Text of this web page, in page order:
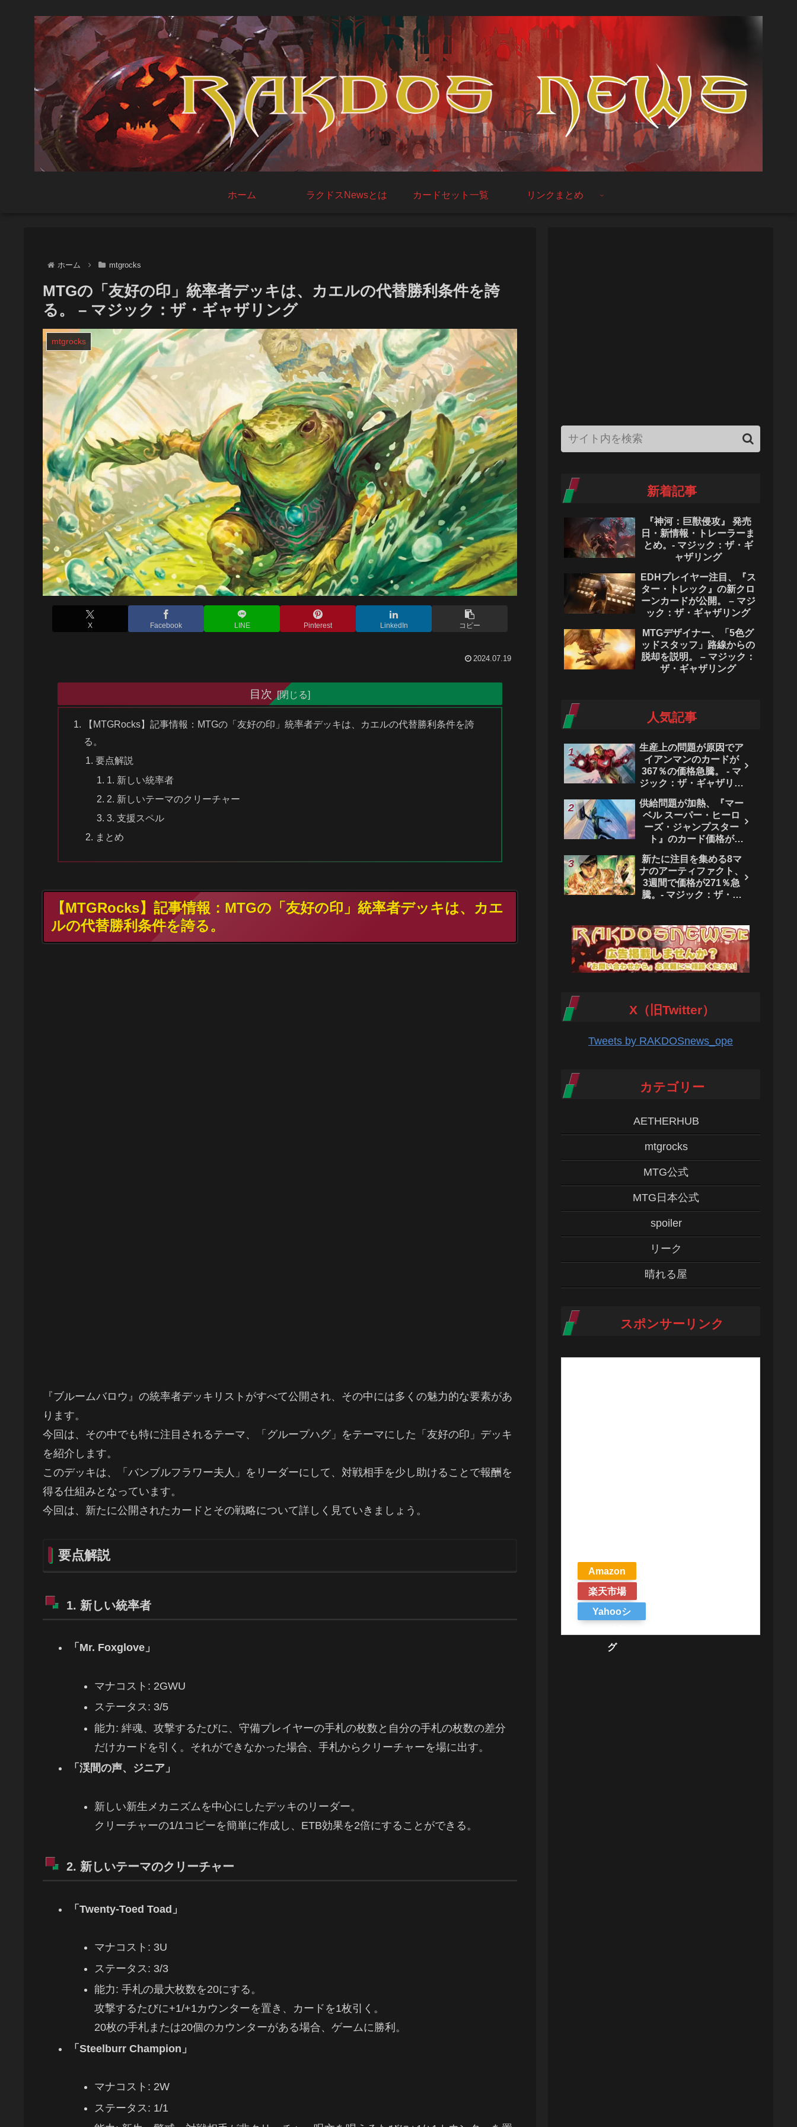
ホーム ラクドスNewsとは カードセット一覧 リンクまとめ
ホーム mtgrocks
MTGの「友好の印」統率者デッキは、カエルの代替勝利条件を誇
る。 – マジック：ザ・ギャザリング
mtgrocks
X Facebook LINE Pinterest LinkedIn コピー
2024.07.19
目次
【MTGRocks】記事情報：MTGの「友好の印」統率者デッキは、カエルの代替勝利条件を誇
る。
要点解説
1. 新しい統率者
2. 新しいテーマのクリーチャー
3. 支援スペル
まとめ
【MTGRocks】記事情報：MTGの「友好の印」統率者デッキは、カエ
ルの代替勝利条件を誇る。
『ブルームバロウ』の統率者デッキリストがすべて公開され、その中には多くの魅力的な要素があ
ります。
今回は、その中でも特に注目されるテーマ、「グループハグ」をテーマにした「友好の印」デッキ
を紹介します。
このデッキは、「バンブルフラワー夫人」をリーダーにして、対戦相手を少し助けることで報酬を
得る仕組みとなっています。
今回は、新たに公開されたカードとその戦略について詳しく見ていきましょう。
要点解説
1. 新しい統率者
「Mr. Foxglove」
マナコスト: 2GWU
ステータス: 3/5
能力: 絆魂、攻撃するたびに、守備プレイヤーの手札の枚数と自分の手札の枚数の差分
だけカードを引く。それができなかった場合、手札からクリーチャーを場に出す。
「渓間の声、ジニア」
新しい新生メカニズムを中心にしたデッキのリーダー。
クリーチャーの1/1コピーを簡単に作成し、ETB効果を2倍にすることができる。
2. 新しいテーマのクリーチャー
「Twenty-Toed Toad」
マナコスト: 3U
ステータス: 3/3
能力: 手札の最大枚数を20にする。
攻撃するたびに+1/+1カウンターを置き、カードを1枚引く。
20枚の手札または20個のカウンターがある場合、ゲームに勝利。
「Steelburr Champion」
マナコスト: 2W
ステータス: 1/1
新着記事
『神河：巨獣侵攻』 発売
日・新情報・トレーラーま
とめ。- マジック：ザ・ギ
ャザリング
EDHプレイヤー注目、『ス
ター・トレック』の新クロ
ーンカードが公開。 – マジ
ック：ザ・ギャザリング
MTGデザイナー、「5色グ
ッドスタッフ」路線からの
脱却を説明。 – マジック：
ザ・ギャザリング
人気記事
生産上の問題が原因でア
イアンマンのカードが
367％の価格急騰。 - マ
ジック：ザ・ギャザリン
供給問題が加熱、『マー
ベル スーパー・ヒーロ
ーズ・ジャンプスター
ト』のカード価格が
ク：ザ・ギャザリング
新たに注目を集める8マ
ナのアーティファクト、
3週間で価格が271％急
騰。- マジック：ザ・ギ
X（旧Twitter）
Tweets by RAKDOSnews_ope
カテゴリー
AETHERHUB
mtgrocks
MTG公式
MTG日本公式
spoiler
リーク
晴れる屋
スポンサーリンク
Amazon
楽天市場
Yahooシ
グ